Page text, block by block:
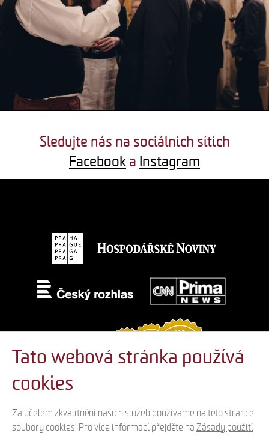
Sledujte nás na sociálních sítích
Facebook a Instagram
Tato webová stránka používá
cookies
Za účelem zkvalitnění našich služeb používáme na této stránce
soubory cookies. Pro více informací přejděte na Zásady použití